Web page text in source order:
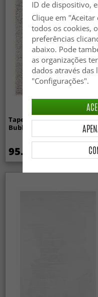
Tapete de lã - Avafors Wool
Bubble (natureza)
95.99 €
ID de dispositivo,
Clique em
todos os cookies,
preferências
abaixo. Pode
as organizações
dados através das
"Configurações".